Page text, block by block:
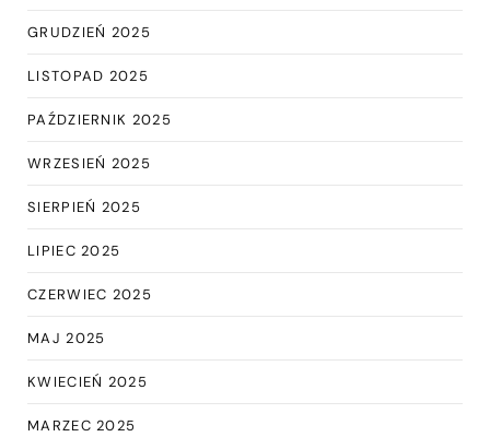
GRUDZIEŃ 2025
LISTOPAD 2025
PAŹDZIERNIK 2025
WRZESIEŃ 2025
SIERPIEŃ 2025
LIPIEC 2025
CZERWIEC 2025
MAJ 2025
KWIECIEŃ 2025
MARZEC 2025